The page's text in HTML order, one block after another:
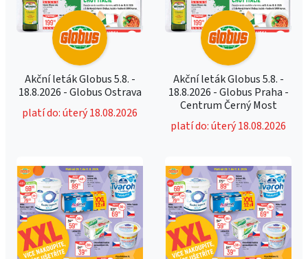
Akční leták Globus 5.8. -
18.8.2026 - Globus Ostrava
platí do: úterý 18.08.2026
Akční leták Globus 5.8. -
18.8.2026 - Globus Praha -
Centrum Černý Most
platí do: úterý 18.08.2026